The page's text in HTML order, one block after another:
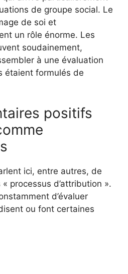
de groupe social. Le
de soi et
un rôle énorme. Les
soudainement,
à une évaluation
étaient formulés de
positifs
ici, entre autres, de
« processus d’attribution ».
d’évaluer
ou font certaines